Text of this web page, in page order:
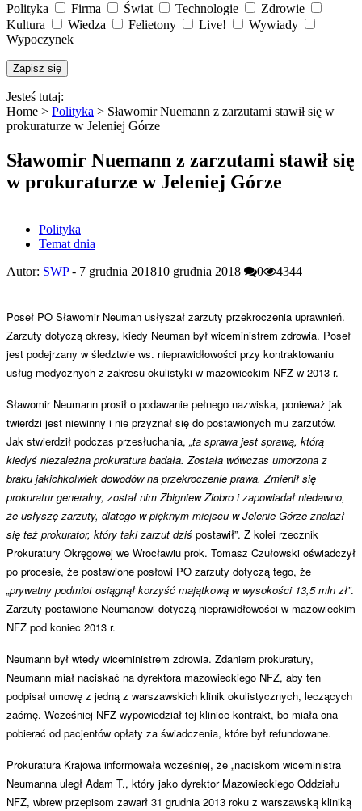
Polityka
Firma Świat Technologie
Zdrowie
Kultura
Wiedza Felietony Live!
Wywiady
Wypoczynek
Jesteś tutaj:
Home > Polityka > Sławomir Nuemann z zarzutami stawił się w
prokuraturze w Jeleniej Górze
Sławomir Nuemann z zarzutami stawił się
w prokuraturze w Jeleniej Górze
Polityka
Temat dnia
Autor: SWP- 7 grudnia 201810 grudnia 2018 0 4344
Poseł PO Sławomir Neuman usłyszał zarzuty przekroczenia uprawnień.
Zarzuty dotyczą okresy, kiedy Neuman był wiceministrem zdrowia. Poseł
jest podejrzany w śledztwie ws. nieprawidłowości przy kontraktowaniu
usług medycznych z zakresu okulistyki w mazowieckim NFZ w 2013 r.
Sławomir Neumann prosił o podawanie pełnego nazwiska, ponieważ jak
twierdzi jest niewinny i nie przyznał się do postawionych mu zarzutów.
Jak stwierdził podczas przesłuchania, „ta sprawa jest sprawą, którą
kiedyś niezależna prokuratura badała. Została wówczas umorzona z
braku jakichkolwiek dowodów na przekroczenie prawa. Zmienił się
prokuratur generalny, został nim Zbigniew Ziobro i zapowiadał niedawno,
że usłyszę zarzuty, dlatego w pięknym miejscu w Jelenie Górze znalazł
się też prokurator, który taki zarzut dziś postawił”. Z kolei rzecznik
Prokuratury Okręgowej we Wrocławiu prok. Tomasz Czułowski oświadczył
po procesie, że postawione posłowi PO zarzuty dotyczą tego, że
„prywatny podmiot osiągnął korzyść majątkową w wysokości 13,5 mln zł”.
Zarzuty postawione Neumanowi dotyczą nieprawidłowości w mazowieckim
NFZ pod koniec 2013 r.
Neumann był wtedy wiceministrem zdrowia. Zdaniem prokuratury,
Neumann miał naciskać na dyrektora mazowieckiego NFZ, aby ten
podpisał umowę z jedną z warszawskich klinik okulistycznych, leczących
zaćmę. Wcześniej NFZ wypowiedział tej klinice kontrakt, bo miała ona
pobierać od pacjentów opłaty za świadczenia, które był refundowane.
Prokuratura Krajowa informowała wcześniej, że „naciskom wiceministra
Neumanna uległ Adam T., który jako dyrektor Mazowieckiego Oddziału
NFZ, wbrew przepisom zawarł 31 grudnia 2013 roku z warszawską kliniką